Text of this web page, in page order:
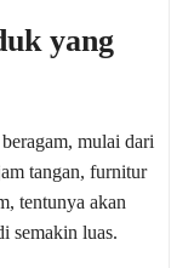
yang
mulai dari
tangan, furnitur
tentunya akan
semakin luas.